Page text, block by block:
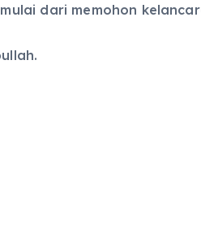
dari memohon